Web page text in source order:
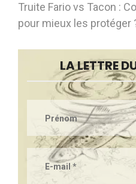
Truite Fario vs Tacon :
pour mieux les protéger
LA LETTRE